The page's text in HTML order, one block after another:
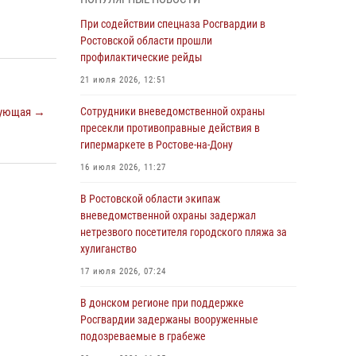
→
Росгвардейцы из Ростовской области
приняли участие в молебне в честь небесного
покровителя князя Владимира и Крещения
При содействии спецназа Росгвардии в
Ростовской области прошли
В Ростовской области экипаж
вневедомственной охраны задержал
нетрезвого посетителя городского пляжа за
Сотрудники вневедомственной охраны
пресекли противоправные действия в
При содействии спецназа Росгвардии в
Ростовской области прошли
профилактические рейды
21 июля 2026, 12:51
Сотрудники вневедомственной охраны
пресекли противоправные действия в
гипермаркете в Ростове-на-Дону
16 июля 2026, 11:27
В Ростовской области экипаж
вневедомственной охраны задержал
нетрезвого посетителя городского пляжа за
хулиганство
17 июля 2026, 07:24
В донском регионе при поддержке
Росгвардии задержаны вооруженные
подозреваемые в грабеже